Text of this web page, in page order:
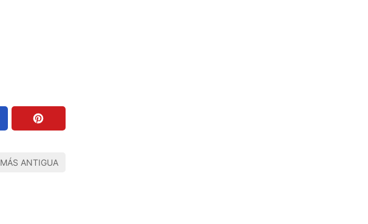
MÁS ANTIGUA